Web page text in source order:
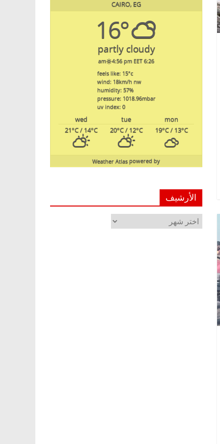
CAIRO, EG
16°
partly cloudy
6:26 am
4:56 pm EET
feels like: 15°c
wind: 18km/h nw
humidity: 57%
pressure: 1018.96mbar
uv index: 0
mon
tue
wed
19°C/ 13°C
20°C/ 12°C
21°C/ 14°C
powered by
Weather Atlas
الأرشيف
الأرشيف